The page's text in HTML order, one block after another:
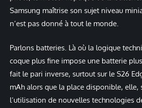
Samsung maîtrise son sujet niveau
n’est pas donné à tout le monde.
Parlons batteries. Là où la logique
coque plus fine impose une batterie
fait le pari inverse, surtout sur le S26
mAh alors que la place disponible, elle,
l’utilisation de nouvelles technologies